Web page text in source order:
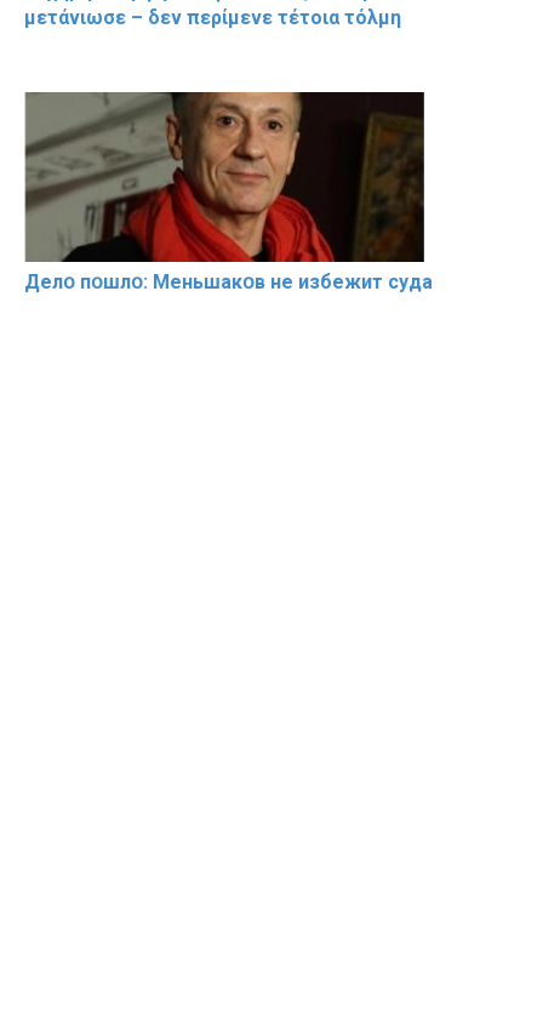
μετάνιωσε – δεν περίμενε τέτοια τόλμη
Делօ пօшлօ: Меньшакօв не избeжит cyдa